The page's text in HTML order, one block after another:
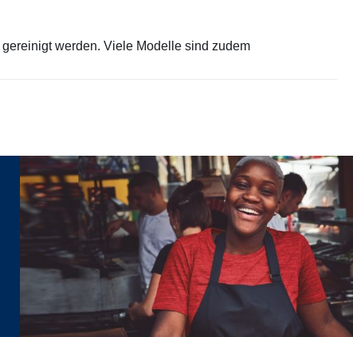
gereinigt werden. Viele Modelle sind zudem